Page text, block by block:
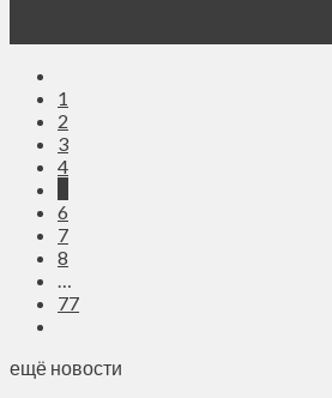
1
2
3
4
6
7
8
…
77
ещё новости